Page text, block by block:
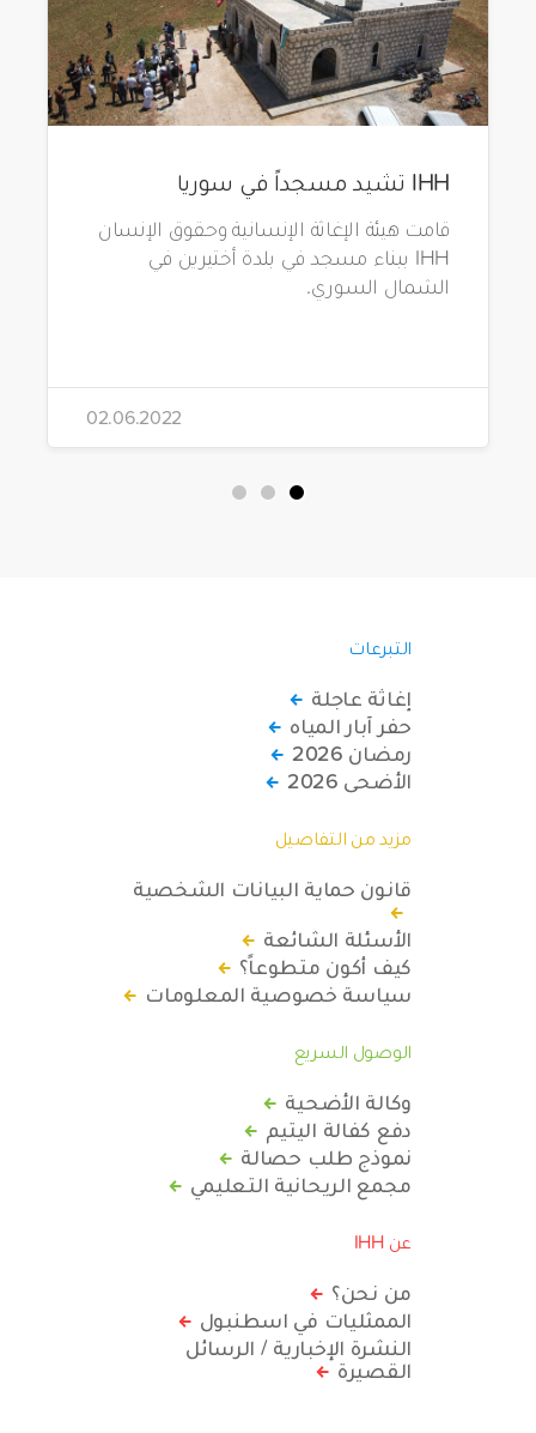
IHH تشيد مسجداً في سوريا
قامت هيئة الإغاثة الإنسانية وحقوق الإنسان
IHH ببناء مسجد في بلدة أختيرين في
الشمال السوري.
02.06.2022
التبرعات
إغاثة عاجلة
حفر آبار المياه
رمضان 2026
الأضحى 2026
مزيد من التفاصيل
قانون حماية البيانات الشخصية
الأسئلة الشائعة
كيف أكون متطوعاً؟
سياسة خصوصية المعلومات
الوصول السريع
وكالة الأضحية
دفع كفالة اليتيم
نموذج طلب حصالة
مجمع الريحانية التعليمي
عن IHH
من نحن؟
الممثليات في اسطنبول
النشرة الإخبارية / الرسائل
القصيرة